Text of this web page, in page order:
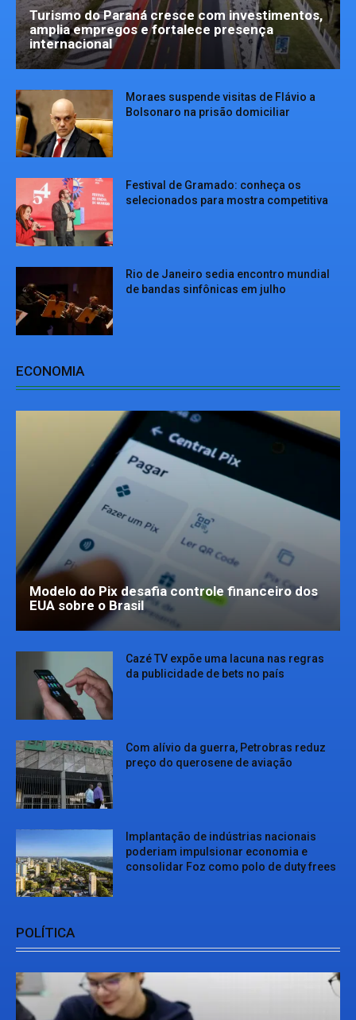
Turismo do Paraná cresce com investimentos,
amplia empregos e fortalece presença
internacional
Moraes suspende visitas de Flávio a
Bolsonaro na prisão domiciliar
Festival de Gramado: conheça os
selecionados para mostra competitiva
Rio de Janeiro sedia encontro mundial
de bandas sinfônicas em julho
ECONOMIA
Modelo do Pix desafia controle financeiro dos
EUA sobre o Brasil
Cazé TV expõe uma lacuna nas regras
da publicidade de bets no país
Com alívio da guerra, Petrobras reduz
preço do querosene de aviação
Implantação de indústrias nacionais
poderiam impulsionar economia e
consolidar Foz como polo de duty frees
POLÍTICA